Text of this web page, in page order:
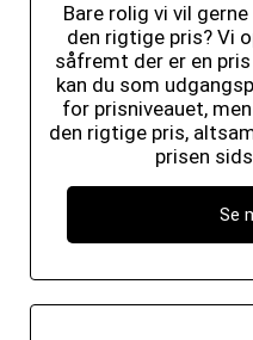
Bare rolig vi vil
den rigtige pris? Vi
såfremt der er en
kan du som
for prisniveauet,
den rigtige pris,
prisen
Se